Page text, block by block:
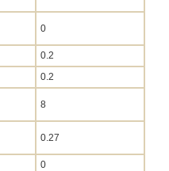
0
0.2
0.2
8
0.27
0